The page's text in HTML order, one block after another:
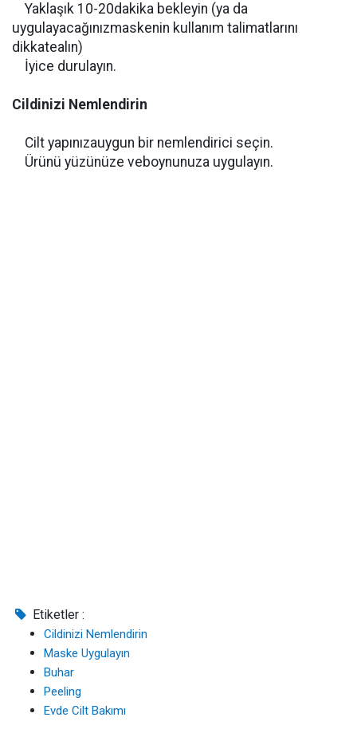
Yaklaşık 10-20dakika bekleyin (ya da
uygulayacağınızmaskenin kullanım talimatlarını
dikkatealın)
İyice durulayın.
Cildinizi Nemlendirin
Cilt yapınızauygun bir nemlendirici seçin.
Ürünü yüzünüze veboynunuza uygulayın.
Etiketler :
Cildinizi Nemlendirin
Maske Uygulayın
Buhar
Peeling
Evde Cilt Bakımı